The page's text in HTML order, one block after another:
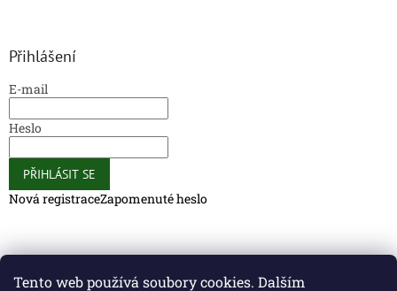
Tento web používá soubory cookies. Dalším
Přihlášení
E-mail
Heslo
PŘIHLÁSIT SE
Nová registraceZapomenuté heslo